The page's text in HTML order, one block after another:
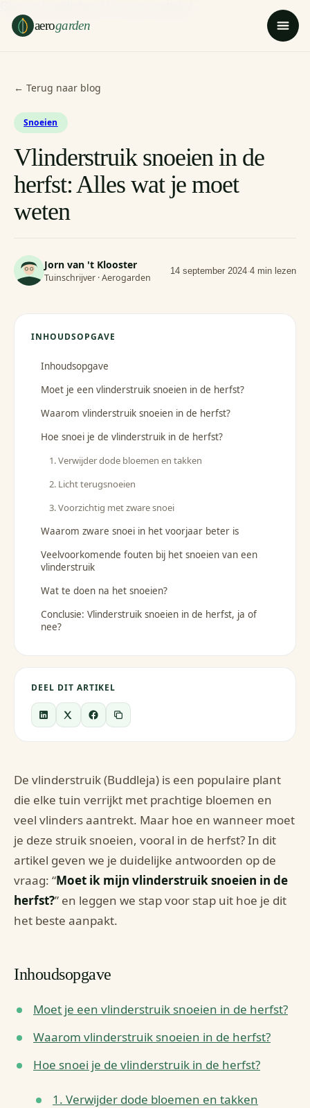
aerogarden
← Terug naar blog
Snoeien
Vlinderstruik snoeien in de
herfst: Alles wat je moet
weten
Jorn van 't Klooster
Tuinschrijver · Aerogarden
14 september 2024·4 min lezen
INHOUDSOPGAVE
Inhoudsopgave
Moet je een vlinderstruik snoeien in de herfst?
Waarom vlinderstruik snoeien in de herfst?
Hoe snoei je de vlinderstruik in de herfst?
1. Verwijder dode bloemen en takken
2. Licht terugsnoeien
3. Voorzichtig met zware snoei
Waarom zware snoei in het voorjaar beter is
Veelvoorkomende fouten bij het snoeien van een
vlinderstruik
Wat te doen na het snoeien?
Conclusie: Vlinderstruik snoeien in de herfst, ja of
nee?
DEEL DIT ARTIKEL
De vlinderstruik (Buddleja) is een populaire plant
die elke tuin verrijkt met prachtige bloemen en
veel vlinders aantrekt. Maar hoe en wanneer moet
je deze struik snoeien, vooral in de herfst? In dit
artikel geven we je duidelijke antwoorden op de
vraag: “Moet ik mijn vlinderstruik snoeien in de
herfst?” en leggen we stap voor stap uit hoe je dit
het beste aanpakt.
Inhoudsopgave
Moet je een vlinderstruik snoeien in de herfst?
Waarom vlinderstruik snoeien in de herfst?
Hoe snoei je de vlinderstruik in de herfst?
1. Verwijder dode bloemen en takken